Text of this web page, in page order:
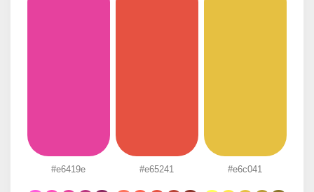
#e6419e #e65241 #e6c041